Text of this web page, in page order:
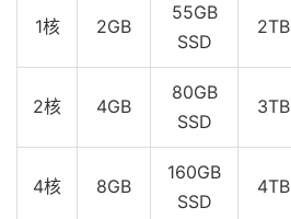
和
浩
特
市
电
信
20%
1核 2GB
55GB
SSD
2TB
2核 4GB
80GB
SSD
3TB
4核 8GB
160GB
SSD
4TB